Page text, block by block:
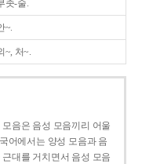
좃-술.
~.
~, 처~.
음은 음성 모음끼리 어울
어에서는 양성 모음과 음
대를 거치면서 음성 모음